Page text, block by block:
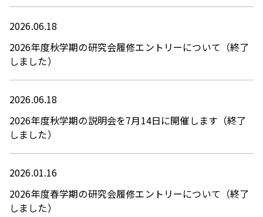
2026.06.18
2026年度秋学期の研究会履修エントリーについて（終了
しました）
2026.06.18
2026年度秋学期の説明会を7月14日に開催します（終了
しました）
2026.01.16
2026年度春学期の研究会履修エントリーについて（終了
しました）